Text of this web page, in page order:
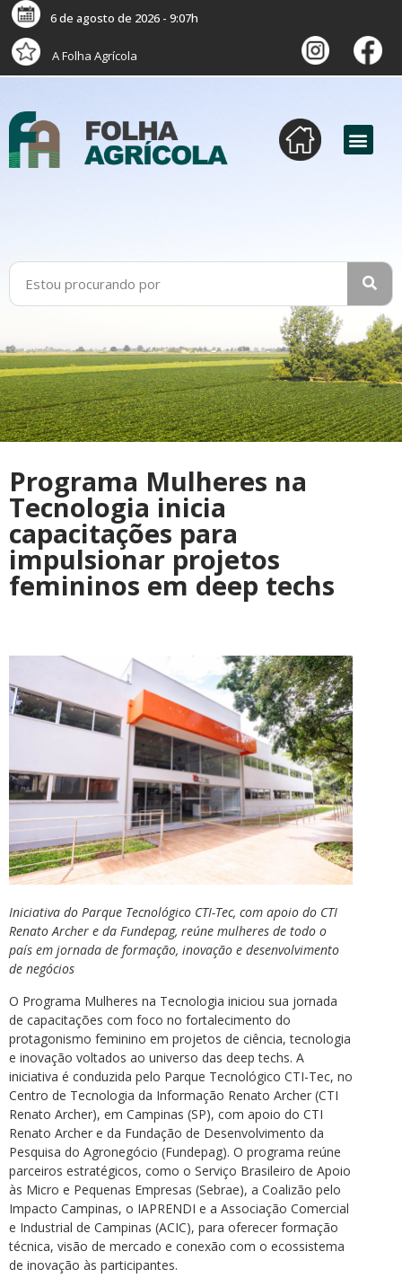
6 de agosto de 2026 - 9:07h
A Folha Agrícola
Programa Mulheres na
Tecnologia inicia
capacitações para
impulsionar projetos
femininos em deep techs
Iniciativa do Parque Tecnológico CTI-Tec, com apoio do CTI
Renato Archer e da Fundepag, reúne mulheres de todo o
país em jornada de formação, inovação e desenvolvimento
de negócios
O Programa Mulheres na Tecnologia iniciou sua jornada
de capacitações com foco no fortalecimento do
protagonismo feminino em projetos de ciência, tecnologia
e inovação voltados ao universo das deep techs. A
iniciativa é conduzida pelo Parque Tecnológico CTI-Tec, no
Centro de Tecnologia da Informação Renato Archer (CTI
Renato Archer), em Campinas (SP), com apoio do CTI
Renato Archer e da Fundação de Desenvolvimento da
Pesquisa do Agronegócio (Fundepag). O programa reúne
parceiros estratégicos, como o Serviço Brasileiro de Apoio
às Micro e Pequenas Empresas (Sebrae), a Coalizão pelo
Impacto Campinas, o IAPRENDI e a Associação Comercial
e Industrial de Campinas (ACIC), para oferecer formação
técnica, visão de mercado e conexão com o ecossistema
de inovação às participantes.